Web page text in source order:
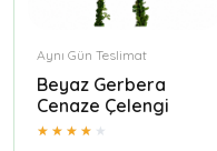
Aynı Gün Teslimat
Beyaz Gerbera
Cenaze Çelengi